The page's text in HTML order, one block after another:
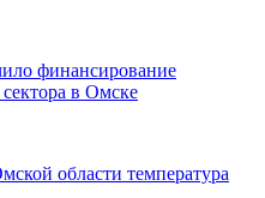
финансирование
в Омске
области температура